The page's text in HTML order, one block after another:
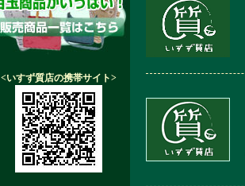
<いすず質店の携帯サイト>